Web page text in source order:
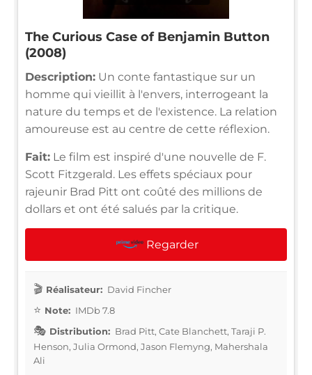
The Curious Case of Benjamin Button
(2008)
Description: Un conte fantastique sur un
homme qui vieillit à l'envers, interrogeant la
nature du temps et de l'existence. La relation
amoureuse est au centre de cette réflexion.
Fait: Le film est inspiré d'une nouvelle de F.
Scott Fitzgerald. Les effets spéciaux pour
rajeunir Brad Pitt ont coûté des millions de
dollars et ont été salués par la critique.
Regarder
Réalisateur: David Fincher
Note: IMDb 7.8
Distribution: Brad Pitt, Cate Blanchett, Taraji P.
Henson, Julia Ormond, Jason Flemyng, Mahershala
Ali